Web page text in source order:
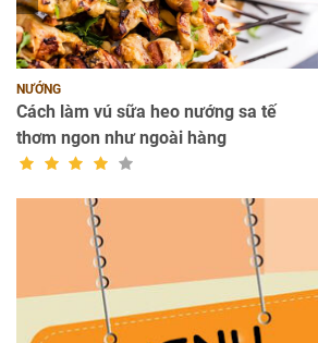
NƯỚNG
Cách làm vú sữa heo nướng sa tế
thơm ngon như ngoài hàng